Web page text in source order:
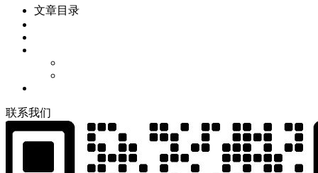
文章目录
联系我们